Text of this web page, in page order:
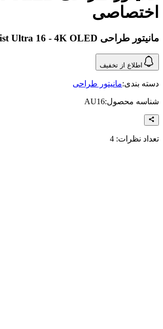
اختصاصی
مانیتور طراحی XP-Pen Artist Ultra 16 - 4K OLED (نسل جدید و لمسی با ریموت کنترل) + 3 هدیه اختصاصی
اطلاع از تخفیف
دسته بندی:مانیتور طراحی
شناسه محصول:AU16
تعداد نظرات: 4